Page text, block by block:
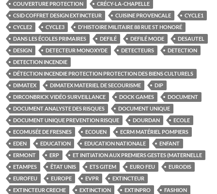
COUVERTURE PROTECTION
CRÉCY-LA-CHAPELLE
CSID COFFRET DESIGN EXTINCTEUR
CUISINE PROVENCALE
CYCLE1
CYCLE2
CYCLE3
D'HISTOIRE MILITAIRE 88 RUE ST HONORÉ
DANS LES ÉCOLES PRIMAIRES
DEFILÉ DEFILÉ MODE
DESAUTEL
DESIGN
DETECTEUR MONOXYDE DETECTEURS
DETECTION
DETECTION INCENDIE
DÉTECTION INCENDIE PROTECTION PROTECTION DES BIENS CULTURELS
DIMATEX
DIMATEX MATERIEL DE SECOURISME
DIP
DIRCONBRICK VIDÉO SURVEILLANCE
DOCK GAMES
DOCUMENT
DOCUMENT ANALYSTE DES RISQUES
DOCUMENT UNIQUE
DOCUMENT UNIQUE PREVENTION RISQUE
DOURDAN
ECOLE
ECOMUSÉE DE FRESNES
ECOUEN
ECRM MATÉRIEL POMPIERS
EDEN
EDUCATION EDUCATION NATIONALE
ENFANT
ERMONT
ERP
ET INITIATION AUX PREMIERS GESTES (MATERNELLE
ETAMPES
ÊTAT UNIS ETS GITEM EURO FEU
EURODIS
EUROFEU
EUROPE EVPR
EXTINCTEUR
EXTINCTEUR CRECHE
EXTINCTION EXTINPRO
FASHION